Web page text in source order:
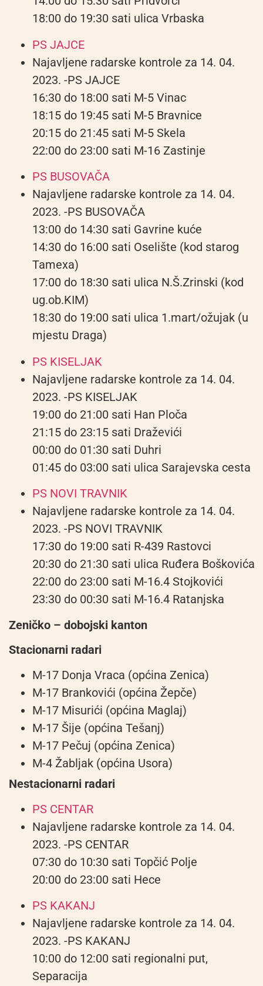
18:00 do 19:30 sati ulica Vrbaska
PS JAJCE
Najavljene radarske kontrole za 14. 04.
2023. -PS JAJCE
16:30 do 18:00 sati M-5 Vinac
18:15 do 19:45 sati M-5 Bravnice
20:15 do 21:45 sati M-5 Skela
22:00 do 23:00 sati M-16 Zastinje
PS BUSOVAČA
Najavljene radarske kontrole za 14. 04.
2023. -PS BUSOVAČA
13:00 do 14:30 sati Gavrine kuće
14:30 do 16:00 sati Oselište (kod starog
Tamexa)
17:00 do 18:30 sati ulica N.Š.Zrinski (kod
ug.ob.KIM)
18:30 do 19:00 sati ulica 1.mart/ožujak (u
mjestu Draga)
PS KISELJAK
Najavljene radarske kontrole za 14. 04.
2023. -PS KISELJAK
19:00 do 21:00 sati Han Ploča
21:15 do 23:15 sati Draževići
00:00 do 01:30 sati Duhri
01:45 do 03:00 sati ulica Sarajevska cesta
PS NOVI TRAVNIK
Najavljene radarske kontrole za 14. 04.
2023. -PS NOVI TRAVNIK
17:30 do 19:00 sati R-439 Rastovci
20:30 do 21:30 sati ulica Ruđera Boškovića
22:00 do 23:00 sati M-16.4 Stojkovići
23:30 do 00:30 sati M-16.4 Ratanjska
Zeničko – dobojski kanton
Stacionarni radari
M-17 Donja Vraca (općina Zenica)
M-17 Brankovići (općina Žepče)
M-17 Misurići (općina Maglaj)
M-17 Šije (općina Tešanj)
M-17 Pečuj (općina Zenica)
M-4 Žabljak (općina Usora)
Nestacionarni radari
PS CENTAR
Najavljene radarske kontrole za 14. 04.
2023. -PS CENTAR
07:30 do 10:30 sati Topčić Polje
20:00 do 23:00 sati Hece
PS KAKANJ
Najavljene radarske kontrole za 14. 04.
2023. -PS KAKANJ
10:00 do 12:00 sati regionalni put,
Separacija